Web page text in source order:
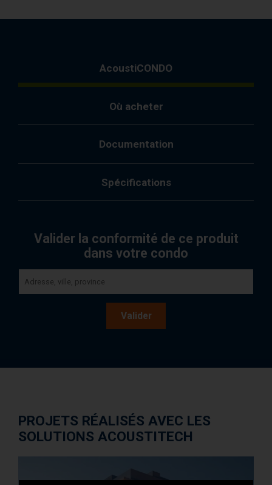
AcoustiCONDO
Où acheter
Documentation
Spécifications
Valider la conformité de ce produit
dans votre condo
Valider
PROJETS RÉALISÉS AVEC LES
SOLUTIONS ACOUSTITECH